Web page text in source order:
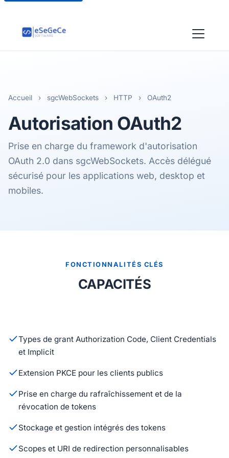
Accueil › sgcWebSockets › HTTP › OAuth2
Autorisation OAuth2
Prise en charge du framework d'autorisation
OAuth 2.0 dans sgcWebSockets. Accès délégué
sécurisé pour les applications web, desktop et
mobiles.
FONCTIONNALITÉS CLÉS
CAPACITÉS
Types de grant Authorization Code, Client Credentials
et Implicit
Extension PKCE pour les clients publics
Prise en charge du rafraîchissement et de la
révocation de tokens
Stockage et gestion intégrés des tokens
Scopes et URI de redirection personnalisables